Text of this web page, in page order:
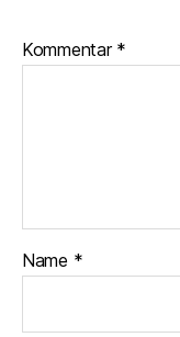
Kommentar *
Name *